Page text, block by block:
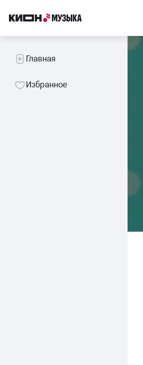
Главная
Избранное